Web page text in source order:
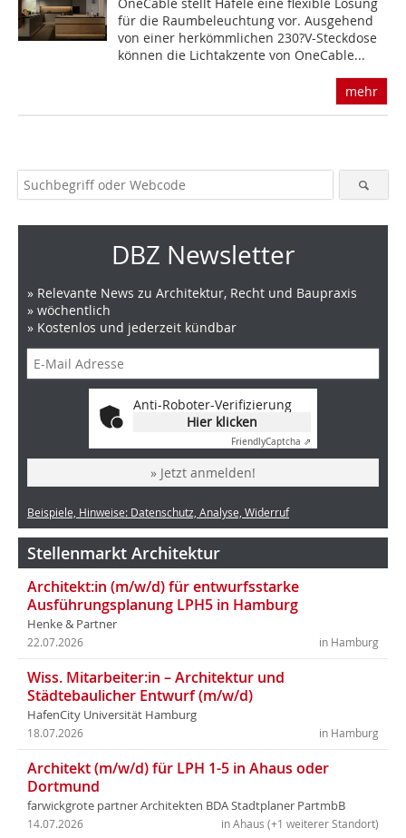
OneCable stellt Häfele eine flexible Lösung
für die Raumbeleuchtung vor. Ausgehend
von einer herkömmlichen 230?V-Steckdose
können die Lichtakzente von OneCable...
mehr
DBZ Newsletter
» Relevante News zu Architektur, Recht und Baupraxis
» wöchentlich
» Kostenlos und jederzeit kündbar
Anti-Roboter-Verifizierung
Hier klicken
FriendlyCaptcha ⇗
» Jetzt anmelden!
Beispiele, Hinweise: Datenschutz, Analyse, Widerruf
Stellenmarkt Architektur
Architekt:in (m/w/d) für entwurfsstarke
Ausführungsplanung LPH5 in Hamburg
Henke & Partner
in Hamburg
22.07.2026
Wiss. Mitarbeiter:in – Architektur und
Städtebaulicher Entwurf (m/w/d)
HafenCity Universität Hamburg
in Hamburg
18.07.2026
Architekt (m/w/d) für LPH 1-5 in Ahaus oder
Dortmund
farwickgrote partner Architekten BDA Stadtplaner PartmbB
in Ahaus (+1 weiterer Standort)
14.07.2026